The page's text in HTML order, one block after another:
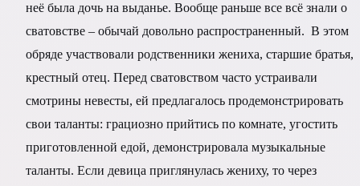
неё была дочь на выданье. Вообще раньше все всё знали о
сватовстве – обычай довольно распространенный. В этом
обряде участвовали родственники жениха, старшие братья,
крестный отец. Перед сватовством часто устраивали
смотрины невесты, ей предлагалось продемонстрировать
свои таланты: грациозно прийтись по комнате, угостить
приготовленной едой, демонстрировала музыкальные
таланты. Если девица приглянулась жениху, то через